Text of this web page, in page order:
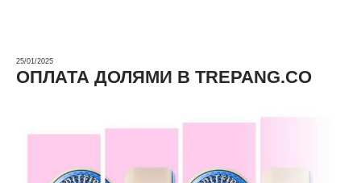
25/01/2025
ОПЛАТА ДОЛЯМИ В TREPANG.CO